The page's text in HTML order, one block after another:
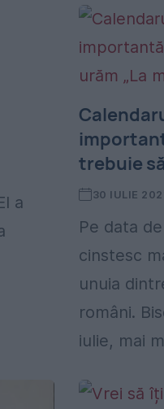
a
trebuie
30 IULIE
Pe data
cinstesc
unuia
români.
iulie, mai